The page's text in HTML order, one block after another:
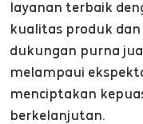
layanan terbaik
kualitas produk
dukungan purna
melampaui
menciptakan
berkelanjutan.